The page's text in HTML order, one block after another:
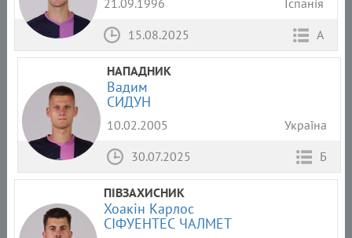
21.09.1996
Іспанія
15.08.2025
А
НАПАДНИК
Вадим
СИДУН
10.02.2005
Україна
30.07.2025
Б
ПІВЗАХИСНИК
Хоакін Карлос
СІФУЕНТЕС ЧАЛМЕТ